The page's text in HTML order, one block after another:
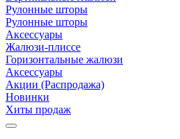
Рулонные шторы
Рулонные шторы
Аксессуары
Жалюзи-плиссе
Горизонтальные жалюзи
Аксессуары
Акции (Распродажа)
Новинки
Хиты продаж